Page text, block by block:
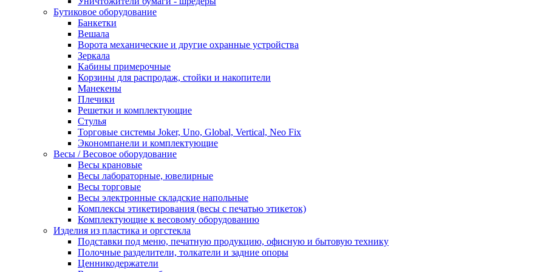
Бутиковое оборудование
Банкетки
Вешала
Ворота механические и другие охранные устройства
Зеркала
Кабины примерочные
Корзины для распродаж, стойки и накопители
Манекены
Плечики
Решетки и комплектующие
Стулья
Торговые системы Joker, Uno, Global, Vertical, Neo Fix
Экономпанели и комплектующие
Весы / Весовое оборудование
Весы крановые
Весы лабораторные, ювелирные
Весы торговые
Весы электронные складские напольные
Комплексы этикетирования (весы с печатью этикеток)
Комплектующие к весовому оборудованию
Изделия из пластика и оргстекла
Подставки под меню, печатную продукцию, офисную и бытовую технику
Полочные разделители, толкатели и задние опоры
Ценникодержатели